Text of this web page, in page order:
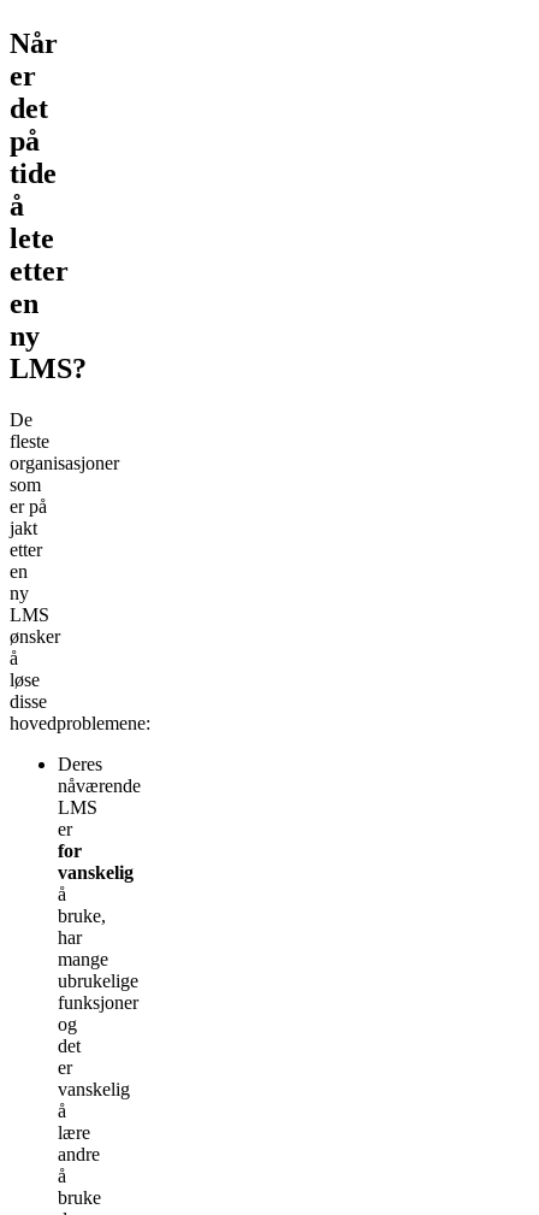
Når
er
det
på
tide
å
lete
etter
en
ny
LMS?
De
fleste
organisasjoner
som
er på
jakt
etter
en
ny
LMS
ønsker
å
løse
disse
hovedproblemene:
Deres
nåværende
LMS
er
for
vanskelig
å
bruke,
har
mange
ubrukelige
funksjoner
og
det
er
vanskelig
å
lære
andre
å
bruke